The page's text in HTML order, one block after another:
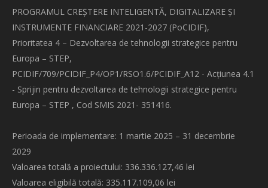
PROGRAMUL CREȘTERE INTELIGENTĂ, DIGITALIZARE ȘI
INSTRUMENTE FINANCIARE 2021-2027 (PoCIDIF),
Prioritatea 4 – Dezvoltarea de tehnologii strategice pentru
Europa – STEP,
PCIDIF/709/PCIDIF_P4/OP1/RSO1.6/PCIDIF_A12 - Acțiunea 4.1
- Sprijin pentru dezvoltarea de tehnologii strategice pentru
Europa – STEP , Cod SMIS 2021- 351416.
Perioada de implementare: 1 martie 2025 – 31 decembrie
2029
Valoarea totală a proiectului: 336.336.127,46 lei
Valoarea eligibilă totală: 335.117.109,06 lei